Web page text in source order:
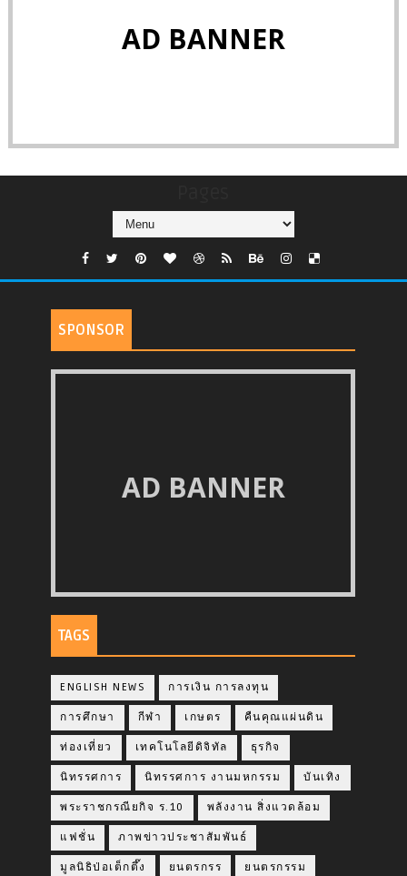
AD BANNER
SPONSOR
AD BANNER
TAGS
ENGLISH NEWS การเงิน การลงทุน
การศึกษา กีฬา เกษตร คืนคุณแผ่นดิน
ท่องเที่ยว เทคโนโลยีดิจิทัล ธุรกิจ
นิทรรศการ นิทรรศการ งานมหกรรม บันเทิง
พระราชกรณียกิจ ร.10 พลังงาน สิ่งแวดล้อม
แฟชั่น ภาพข่าวประชาสัมพันธ์
มูลนิธิป่อเต็กตึ๊ง ยนตรกรร ยนตรกรรม